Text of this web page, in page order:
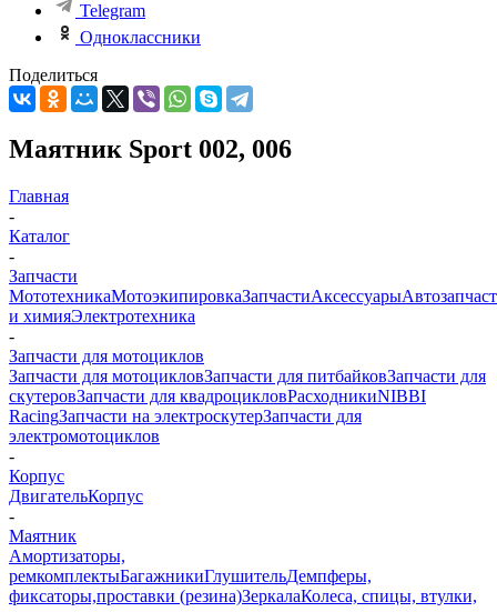
Telegram
Одноклассники
Поделиться
Маятник Sport 002, 006
Главная
-
Каталог
-
Запчасти
МототехникаМотоэкипировкаЗапчастиАксессуары
и химияЭлектротехника
-
Запчасти для мотоциклов
Запчасти для мотоцикловЗапчасти для питбайковЗапчасти для
скутеровЗапчасти для квадроцикловРасходникиNIBBI
RacingЗапчасти на электроскутерЗапчасти для
электромотоциклов
-
Корпус
ДвигательКорпус
-
Маятник
Амортизаторы,
ремкомплектыБагажникиГлушительДемпферы,
фиксаторы,проставки (резина)ЗеркалаКолеса, спицы, втулки,